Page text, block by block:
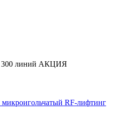
линий АКЦИЯ
RF-лифтинг